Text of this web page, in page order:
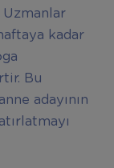
kadar
Bu
adayının